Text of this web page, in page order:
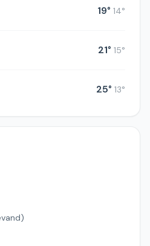
19° 14°
21° 15°
25° 13°